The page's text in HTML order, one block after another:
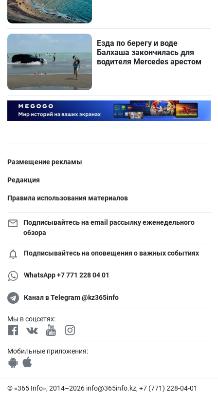
Езда по берегу и воде
Балхаша закончилась для
водителя Mercedes арестом
Размещение рекламы
Редакция
Правила использования материалов
Подписывайтесь на email рассылку еженедельного
обзора
Подписывайтесь на оповещения о важных событиях
WhatsApp +7 771 228 04 01
Канал в Telegram @kz365info
Мы в соцсетях:
Мобильные приложения:
© «365 Info», 2014–2026 info@365info.kz, +7 (771) 228-04-01